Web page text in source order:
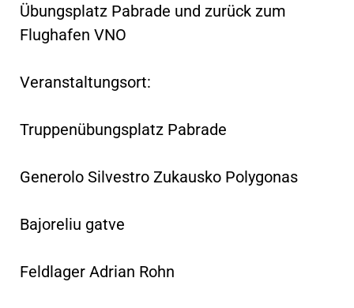
Übungsplatz Pabrade und zurück zum
Flughafen VNO
Veranstaltungsort:
Truppenübungsplatz Pabrade
Generolo Silvestro Zukausko Polygonas
Bajoreliu gatve
Feldlager Adrian Rohn